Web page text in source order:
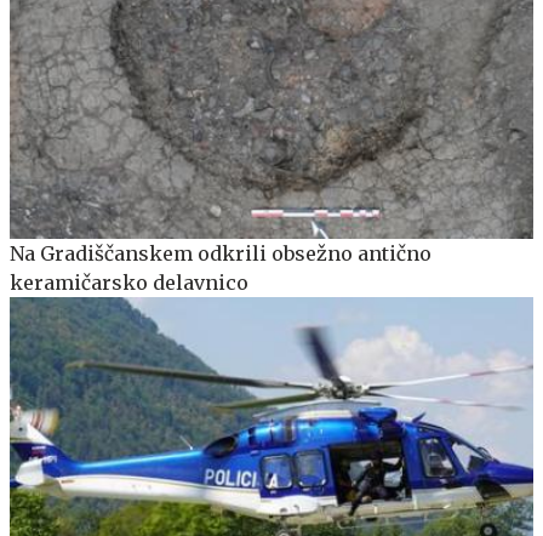
Na Gradiščanskem odkrili obsežno antično
keramičarsko delavnico